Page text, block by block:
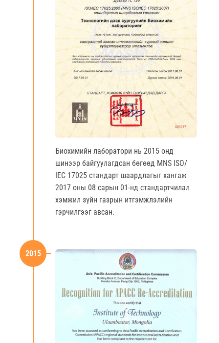
Биохимийн лаборатори нь 2015 онд
шинээр байгуулагдсан бөгөөд MNS ISO/
IEC 17025 стандарт шаардлагыг хангаж
2017 оны 08 сарын 01-нд стандартчилал
хэмжил зүйн газрын итгэмжлэлийн
гэрчилгээг авсан.
2015